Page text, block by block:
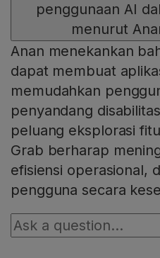
penggunaan AI
menurut
Anan menekankan
dapat membuat
memudahkan
penyandang
peluang eksplorasi
Grab berharap
efisiensi operasional,
pengguna secara